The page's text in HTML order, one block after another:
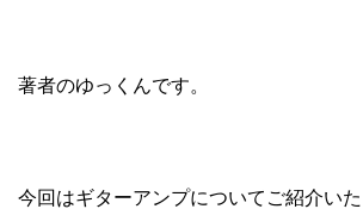
著者のゆっくんです。
今回はギターアンプについてご紹介いた